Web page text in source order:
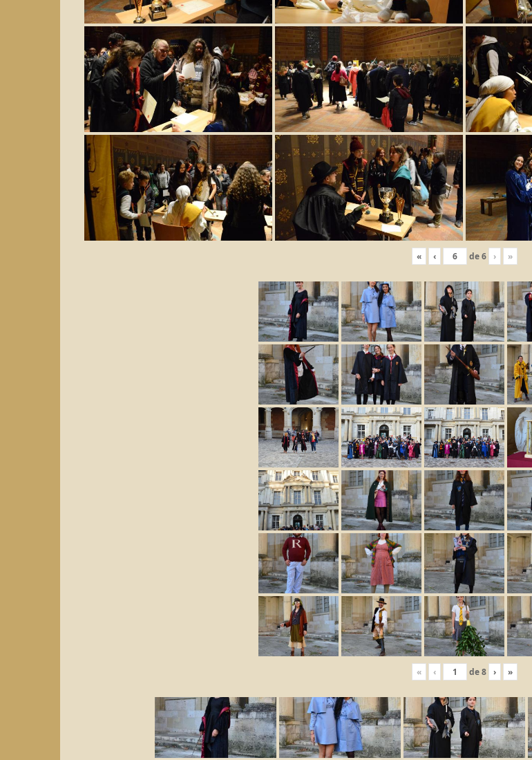
« ‹ de6 › »
« ‹ de8 › »